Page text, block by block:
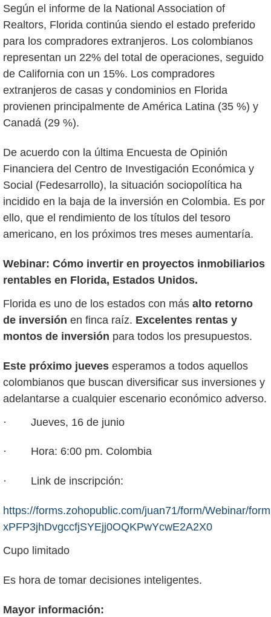
Según el informe de la National Association of
Realtors, Florida continúa siendo el estado preferido
para los compradores extranjeros. Los colombianos
representan un 22% del total de operaciones, seguido
de California con un 15%. Los compradores
extranjeros de casas y condominios en Florida
provienen principalmente de América Latina (35 %) y
Canadá (29 %).
De acuerdo con la última Encuesta de Opinión
Financiera del Centro de Investigación Económica y
Social (Fedesarrollo), la situación sociopolítica ha
incidido en la baja de la inversión en Colombia. Es por
ello, que el rendimiento de los títulos del tesoro
americano, en los próximos tres meses aumentaría.
Webinar: Cómo invertir en proyectos inmobiliarios
rentables en Florida, Estados Unidos.
Florida es uno de los estados con más alto retorno
de inversión en finca raíz. Excelentes rentas y
montos de inversión para todos los presupuestos.
Este próximo jueves esperamos a todos aquellos
colombianos que buscan diversificar sus inversiones y
adelantarse a cualquier escenario económico adverso.
· Jueves, 16 de junio
· Hora: 6:00 pm. Colombia
· Link de inscripción:
https://forms.zohopublic.com/juan71/form/Webinar/
xPFP3jhDvgccfjSYEjj0OQKPwYcwE2A2X0
Cupo limitado
Es hora de tomar decisiones inteligentes.
Mayor información: